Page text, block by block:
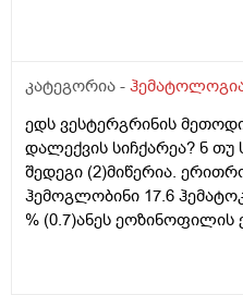
კატეგორია -
ედს ვესტერგრინის
დალექვის სიჩქარეა? ნ თუ
შედეგი (2)მიწერია.
ჰემოგლობინი 17.6
% (0.7)ანეს ეოზინოფილის
მითუმეტეს (ც